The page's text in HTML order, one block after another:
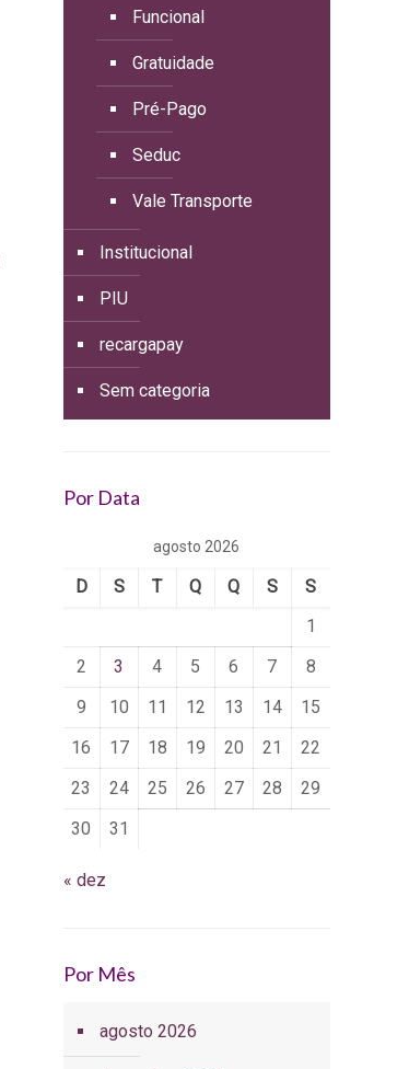
Funcional
Gratuidade
Pré-Pago
Seduc
Vale Transporte
Institucional
PIU
recargapay
Sem categoria
Por Data
agosto 2026
D S T Q Q S
S
1
2
3 4 5 6 7
8
9
10 11 12 13 14
15
16
17 18 19 20 21
22
23
24 25 26 27 28
29
30
31
« dez
Por Mês
agosto 2026